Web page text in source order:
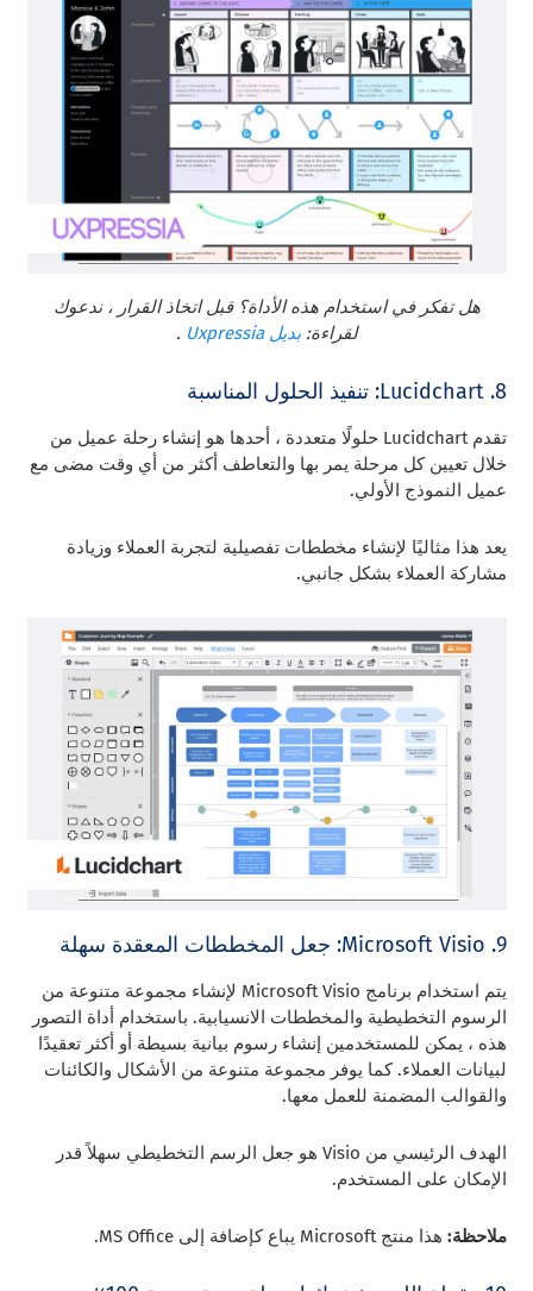
هل تفكر في استخدام هذه الأداة؟ قبل اتخاذ القرار ، ندعوك
لقراءة:بديل Uxpressia .
8. Lucidchart: تنفيذ الحلول المناسبة
تقدم Lucidchart حلولًا متعددة ، أحدها هو إنشاء رحلة عميل من
خلال تعيين كل مرحلة يمر بها والتعاطف أكثر من أي وقت مضى مع
عميل النموذج الأولي.
يعد هذا مثاليًا لإنشاء مخططات تفصيلية لتجربة العملاء وزيادة
مشاركة العملاء بشكل جانبي.
9. Microsoft Visio: جعل المخططات المعقدة سهلة
يتم استخدام برنامج Microsoft Visio لإنشاء مجموعة متنوعة من
الرسوم التخطيطية والمخططات الانسيابية. باستخدام أداة التصور
هذه ، يمكن للمستخدمين إنشاء رسوم بيانية بسيطة أو أكثر تعقيدًا
لبيانات العملاء. كما يوفر مجموعة متنوعة من الأشكال والكائنات
والقوالب المضمنة للعمل معها.
الهدف الرئيسي من Visio هو جعل الرسم التخطيطي سهلاً قدر
الإمكان على المستخدم.
ملاحظة: هذا منتج Microsoft يباع كإضافة إلى MS Office.